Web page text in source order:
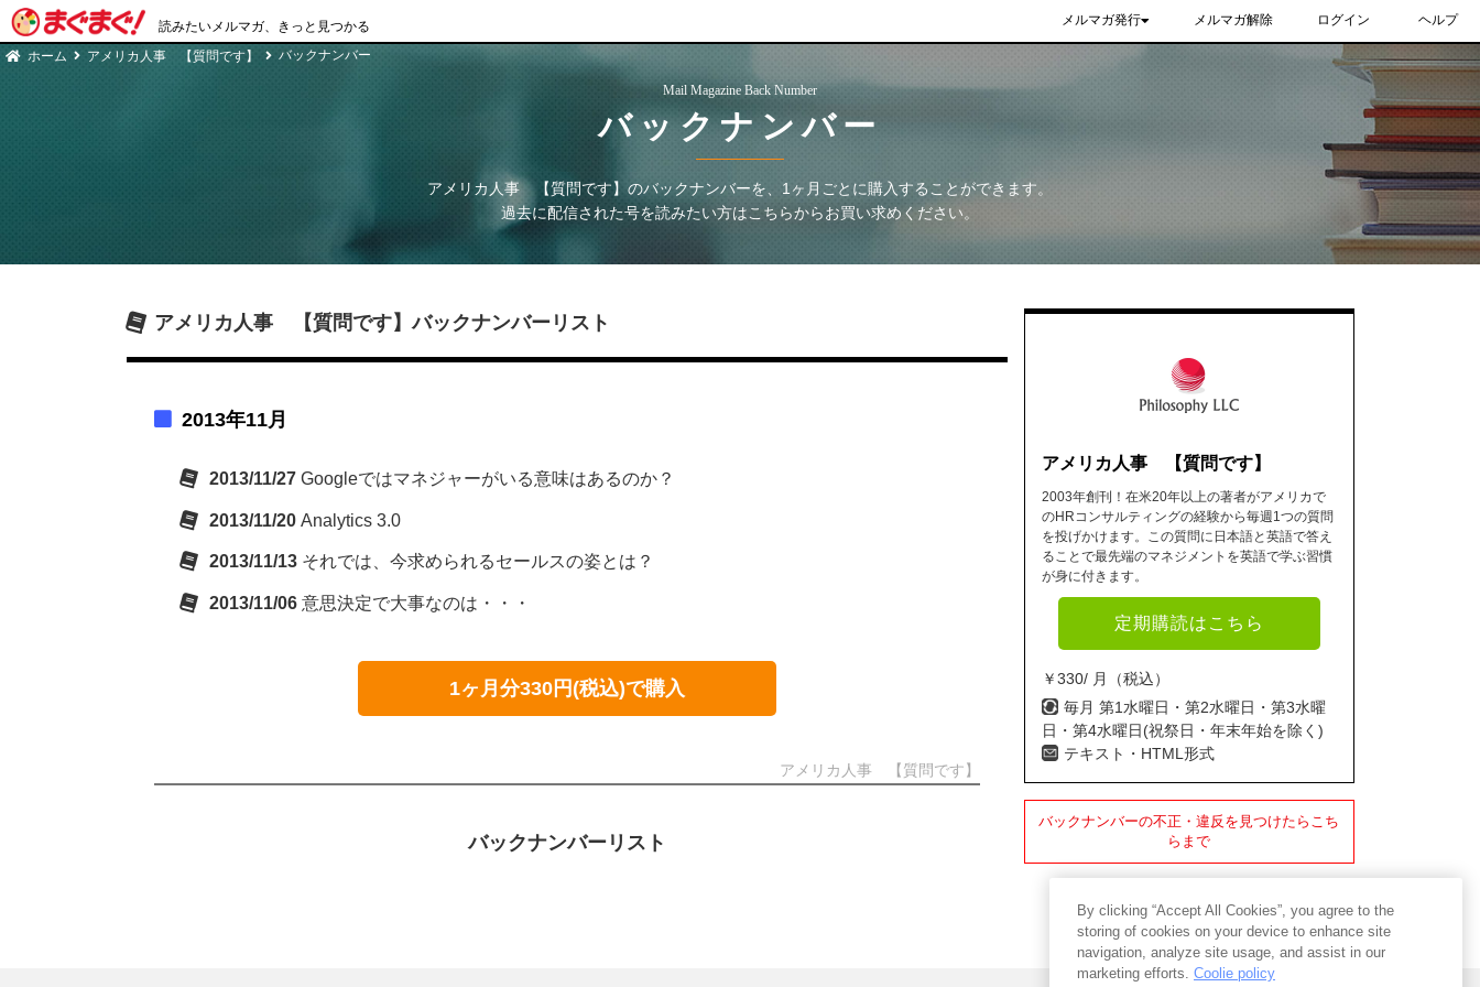
読みたいメルマガ、きっと見つかる メルマガ発行 メルマガ解除 ログイン ヘルプ
ホーム アメリカ人事 【質問です】 バックナンバー
Mail Magazine Back Number
バックナンバー
アメリカ人事 【質問です】 のバックナンバーを、1ヶ月ごとに購入することができます。
過去に配信された号を読みたい方はこちらからお買い求めください。
アメリカ人事 【質問です】バックナンバーリスト
2013年11月
2013/11/27 Googleではマネジャーがいる意味はあるのか？
2013/11/20 Analytics 3.0
2013/11/13 それでは、今求められるセールスの姿とは？
2013/11/06 意思決定で大事なのは・・・
1ヶ月分330円(税込)で購入
アメリカ人事 【質問です】
バックナンバーリスト
アメリカ人事 【質問です】
2003年創刊！在米20年以上の著者がアメリカで
のHRコンサルティングの経験から毎週1つの質問
を投げかけます。この質問に日本語と英語で答え
ることで最先端のマネジメントを英語で学ぶ習慣
が身に付きます。
定期購読はこちら
￥330/ 月（税込）
毎月 第1水曜日・第2水曜日・第3水曜
日・第4水曜日(祝祭日・年末年始を除く)
テキスト・HTML形式
バックナンバーの不正・違反を見つけたらこち
らまで
By clicking “Accept All Cookies”, you agree to the
storing of cookies on your device to enhance site
navigation, analyze site usage, and assist in our
marketing efforts. Coolie policy